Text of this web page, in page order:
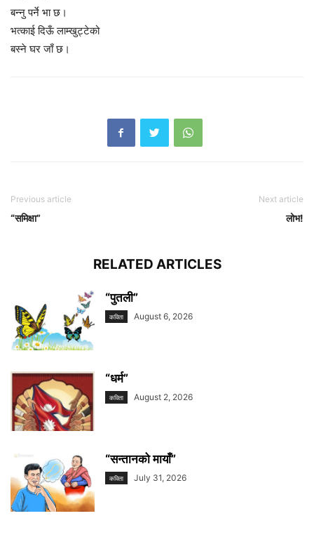
बन्नु पर्ने भा छ।
भत्काई दिऊँ लाम्खुट्टेको
बस्ने घर जाँ छ।
Previous article
“समिक्षा”
Next article
लोभ!
RELATED ARTICLES
“पुतली”
कविता August 6, 2026
“धर्म”
कविता August 2, 2026
“सन्तानको मायाँ”
कविता July 31, 2026